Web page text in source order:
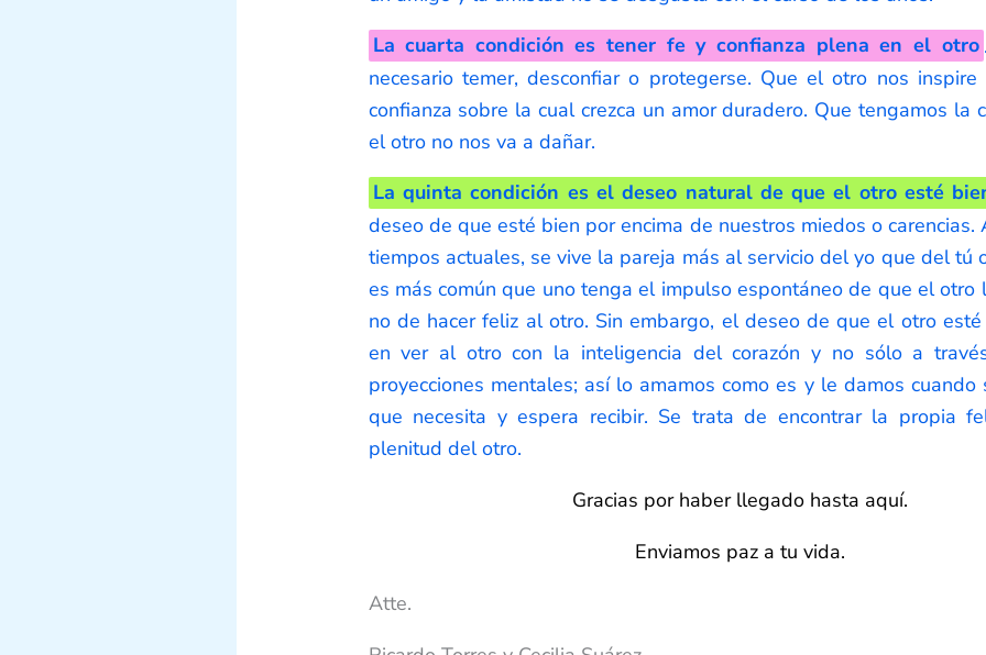
La cuarta condición es tener fe y confianza plena en el otro
necesario temer, desconfiar o protegerse. Que el otro nos inspire
confianza sobre la cual crezca un amor duradero. Que tengamos la
el otro no nos va a dañar.
La quinta condición es el deseo natural de que el otro esté
deseo de que esté bien por encima de nuestros miedos o carencias.
tiempos actuales, se vive la pareja más al servicio del yo que del tú
es más común que uno tenga el impulso espontáneo de que el otro
no de hacer feliz al otro. Sin embargo, el deseo de que el otro esté
en ver al otro con la inteligencia del corazón y no sólo a
proyecciones mentales; así lo amamos como es y le damos
que necesita y espera recibir. Se trata de encontrar la propia
plenitud del otro.
Gracias por haber llegado hasta aquí.
Enviamos paz a tu vida.
Atte.